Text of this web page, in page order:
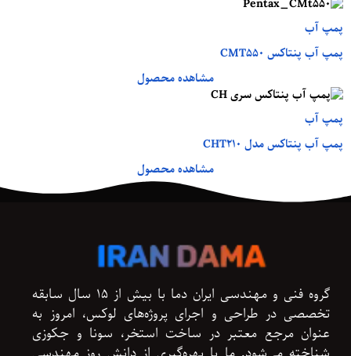
پمپ آب
پمپ آب پنتاکس CMT550
مشاهده محصول
پمپ آب
پمپ آب پنتاکس مدل CHT210
مشاهده محصول
گروه فنی و مهندسی ایران دما با بیش از ۱۵ سال سابقه
تخصصی در طراحی و اجرای پروژه‌های لوکس، امروز به
عنوان مرجع معتبر در ساخت استخر، سونا و جکوزی